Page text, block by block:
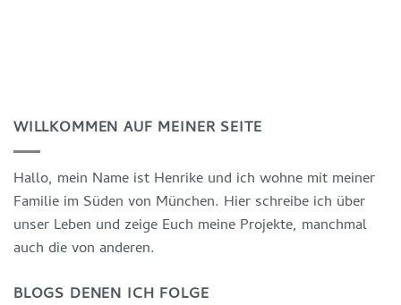
WILLKOMMEN AUF MEINER SEITE
Hallo, mein Name ist Henrike und ich wohne mit meiner
Familie im Süden von München. Hier schreibe ich über
unser Leben und zeige Euch meine Projekte, manchmal
auch die von anderen.
BLOGS DENEN ICH FOLGE